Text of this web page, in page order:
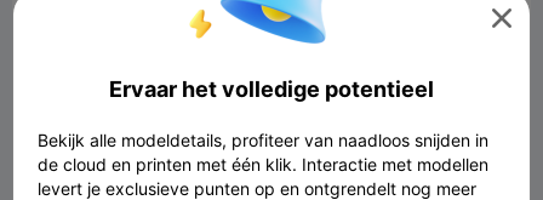

Ervaar het volledige potentieel
Bekijk alle modeldetails, profiteer van naadloos snijden in
de cloud en printen met één klik. Interactie met modellen
levert je exclusieve punten op en ontgrendelt nog meer